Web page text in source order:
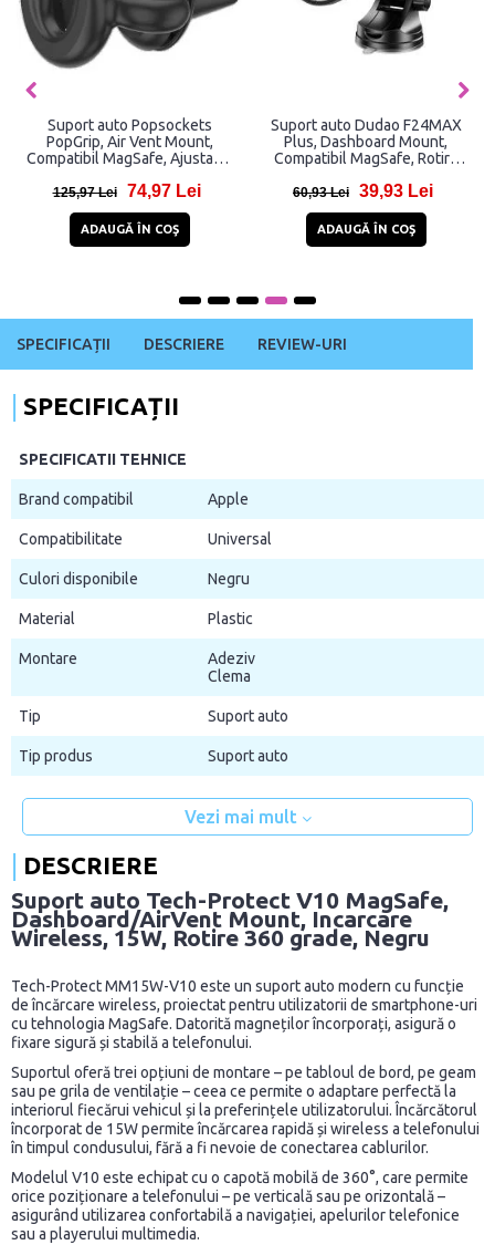
Suport auto Popsockets
PopGrip, Air Vent Mount,
Compatibil MagSafe, Ajustabil,
125,97 Lei 74,97 Lei
ADAUGĂ ÎN COŞ
Suport auto Dudao F24MAX
Plus, Dashboard Mount,
Compatibil MagSafe, Rotire
15W, Negru
60,93 Lei 39,93 Lei
ADAUGĂ ÎN COŞ
SPECIFICAȚII DESCRIERE REVIEW-URI
SPECIFICAȚII
SPECIFICATII TEHNICE
Brand compatibil Apple
Compatibilitate Universal
Culori disponibile Negru
Material Plastic
Montare
Adeziv
Clema
Tip Suport auto
Tip produs Suport auto
Vezi mai mult
DESCRIERE
Suport auto Tech-Protect V10 MagSafe,
Dashboard/AirVent Mount, Incarcare
Wireless, 15W, Rotire 360 grade, Negru
Tech-Protect MM15W-V10 este un suport auto modern cu funcție
de încărcare wireless, proiectat pentru utilizatorii de smartphone-uri
cu tehnologia MagSafe. Datorită magneților încorporați, asigură o
fixare sigură și stabilă a telefonului.
Suportul oferă trei opțiuni de montare – pe tabloul de bord, pe geam
sau pe grila de ventilație – ceea ce permite o adaptare perfectă la
interiorul fiecărui vehicul și la preferințele utilizatorului. Încărcătorul
încorporat de 15W permite încărcarea rapidă și wireless a telefonului
în timpul condusului, fără a fi nevoie de conectarea cablurilor.
Modelul V10 este echipat cu o capotă mobilă de 360°, care permite
orice poziționare a telefonului – pe verticală sau pe orizontală –
asigurând utilizarea confortabilă a navigației, apelurilor telefonice
sau a playerului multimedia.